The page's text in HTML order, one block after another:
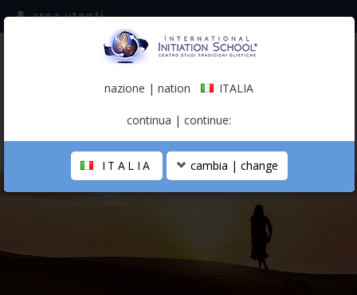
iscriviti alla mailing list
(italiano)
area utenti
LA SCUOLA
nazione | nation ITALIA
continua | continue:
ITALIA cambia | change